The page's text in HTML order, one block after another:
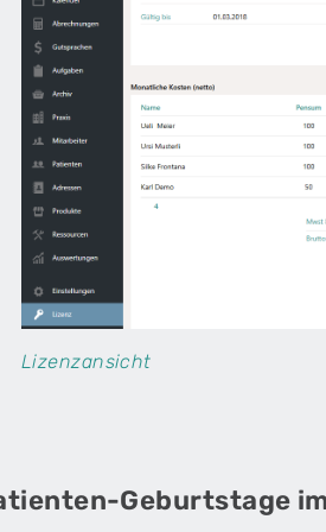
Lizenzansicht
Geburtstage